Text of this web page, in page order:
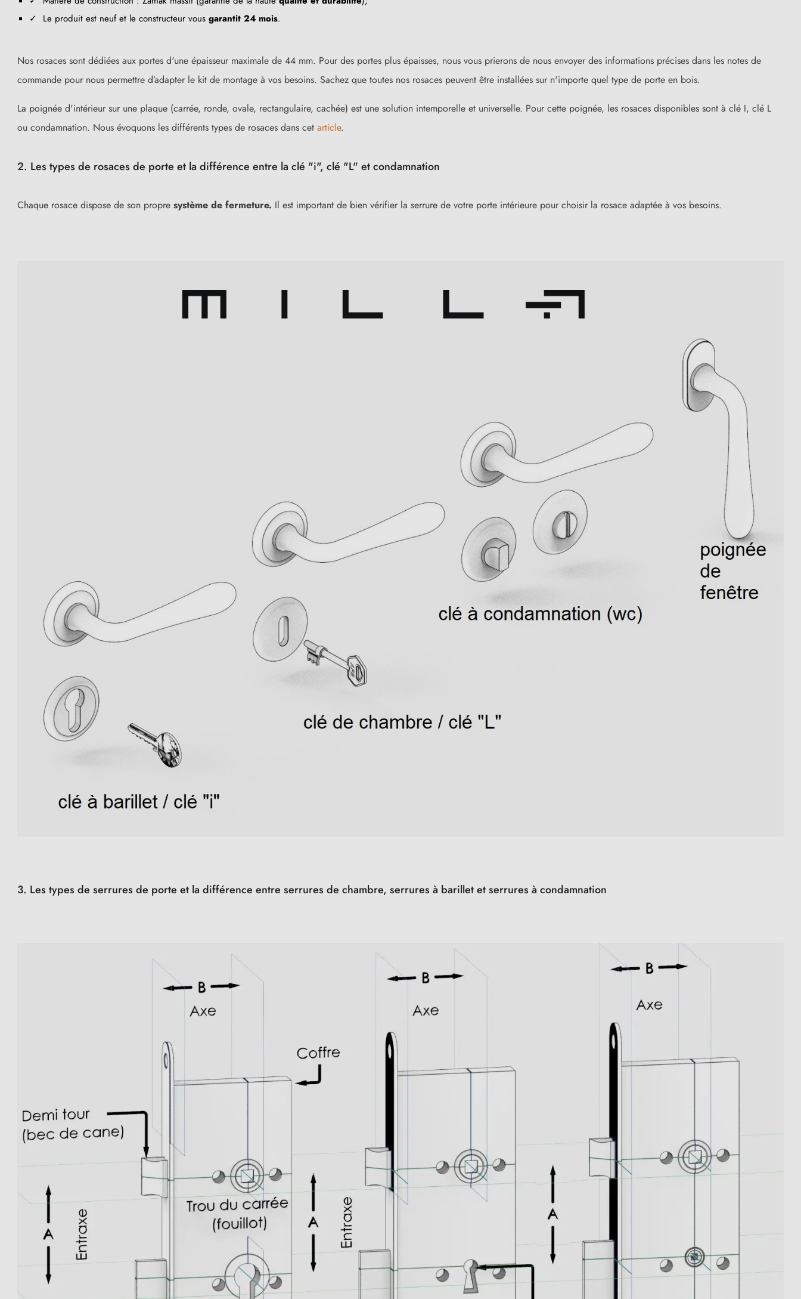
✓ Le produit est neuf et le constructeur vous garantit 24 mois.
Nos rosaces sont dédiées aux portes d'une épaisseur maximale de 44 mm. Pour des portes plus épaisses, nous vous prierons de nous envoyer des informations précises dans les notes de
commande pour nous permettre d’adapter le kit de montage à vos besoins. Sachez que toutes nos rosaces peuvent être installées sur n'importe quel type de porte en bois.
La poignée d'intérieur sur une plaque (carrée, ronde, ovale, rectangulaire, cachée) est une solution intemporelle et universelle. Pour cette poignée, les rosaces disponibles sont à clé I, clé L
ou condamnation. Nous évoquons les différents types de rosaces dans cet article.
2. Les types de rosaces de porte et la différence entre la clé "i", clé "L" et condamnation
Chaque rosace dispose de son propre système de fermeture. Il est important de bien vérifier la serrure de votre porte intérieure pour choisir la rosace adaptée à vos besoins.
3. Les types de serrures de porte et la différence entre serrures de chambre, serrures à barillet et serrures à condamnation